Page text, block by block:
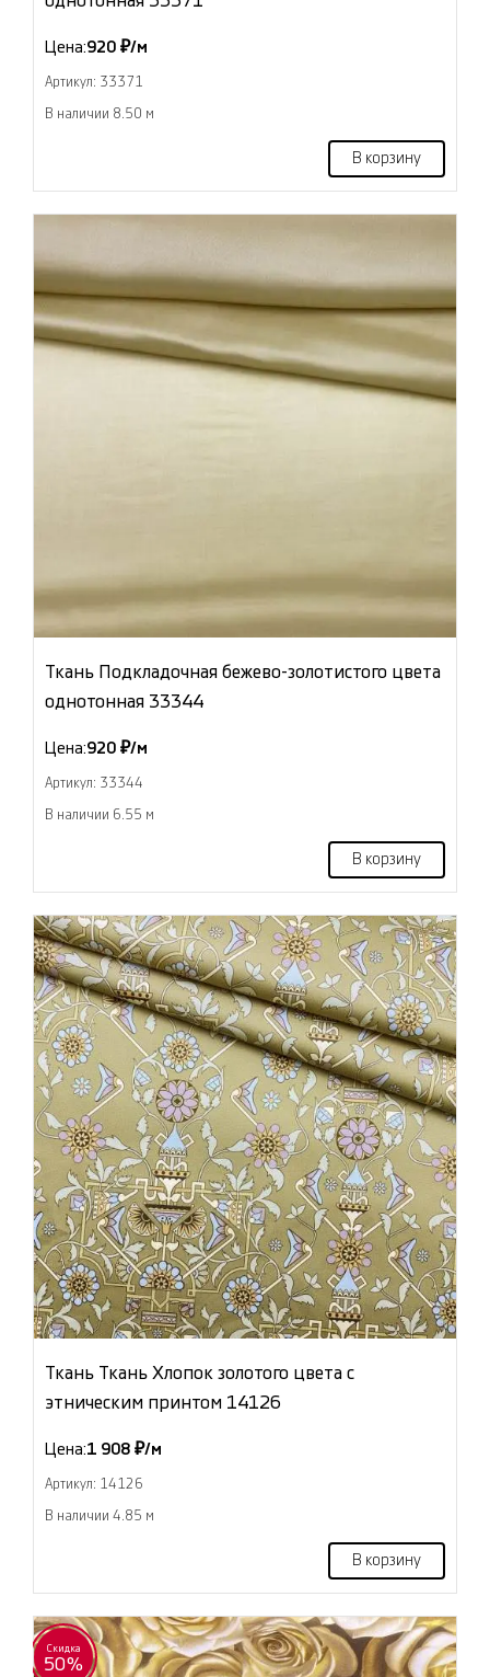
Цена:920 ₽/м
Артикул: 33371
В наличии 8.50 м
В корзину
Ткань Подкладочная бежево-золотистого цвета
однотонная 33344
Цена:920 ₽/м
Артикул: 33344
В наличии 6.55 м
В корзину
Ткань Ткань Хлопок золотого цвета с
этническим принтом 14126
Цена:1 908 ₽/м
Артикул: 14126
В наличии 4.85 м
В корзину
Скидка
50%